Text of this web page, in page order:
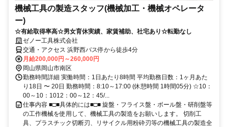
機械工具の製造スタッフ(機械加工・機械オペレータ
ー)
☆有給取得率高☆男女育休実績、家賃補助、社宅あり☆転勤なし
ゼノー工具株式会社
交通・アクセス 浜野西バス停から徒歩4分
月給200,000円～260,000円
岡山県岡山市南区
勤務時間詳細 実働時間：1日あたり8時間 平均勤務日数：1ヶ月あた
り18日 〜 20日 勤務時間：8:10～17:00 (休憩時間 1時間05分) ☆10：
00～10：1012：00～12：45/...
仕事内容 ■□■具体的には■□■ 旋盤・フライス盤・ボール盤・研削盤等
の工作機械を使用して、機械工具の製造をお願いします。 切削工
具、プラスチック切断刃、リサイクル用粉砕刃等の機械工具の製造全